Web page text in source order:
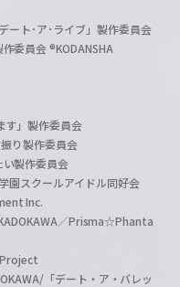
ート･ア･ライブ」製作委員会
委員会 ®KODANSHA
す」製作委員会
り製作委員会
製作委員会
園スクールアイドル同好会
Inc.
／Prisma☆Phanta
「デート・ア・バレッ